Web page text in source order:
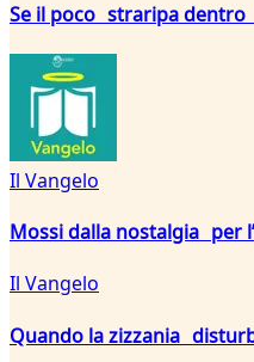
Se il poco straripa dentro
Il Vangelo
Mossi dalla nostalgia per
Il Vangelo
Quando la zizzania